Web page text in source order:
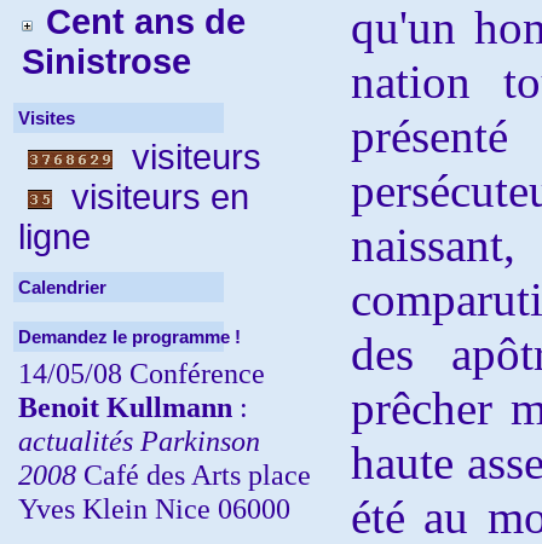
Cent ans de
Sinistrose
Visites
visiteurs
visiteurs en
ligne
Calendrier
Demandez le programme !
14/05/08 Conférence
Benoit Kullmann :
actualités Parkinson
2008 Café des Arts place
Yves Klein Nice 06000
qu'un
nation
des
prêcher
haute
été au